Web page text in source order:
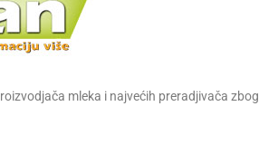
mleka i najvećih preradjivača zbog